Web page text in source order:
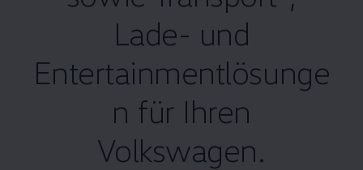
Lade- und
Entertainmentlösunge
n für Ihren
Volkswagen.